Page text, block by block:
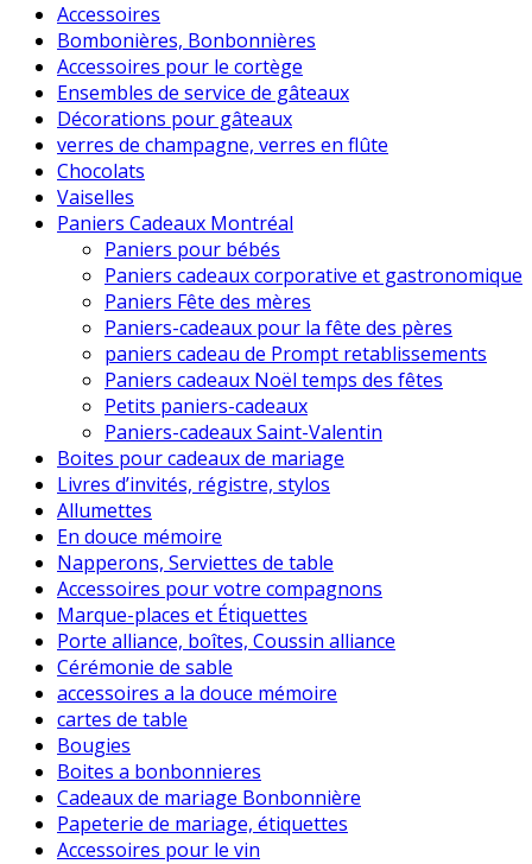
Accessoires
Bombonières, Bonbonnières
Accessoires pour le cortège
Ensembles de service de gâteaux
Décorations pour gâteaux
verres de champagne, verres en flûte
Chocolats
Vaiselles
Paniers Cadeaux Montréal
Paniers pour bébés
Paniers cadeaux corporative et gastronomique
Paniers Fête des mères
Paniers-cadeaux pour la fête des pères
paniers cadeau de Prompt retablissements
Paniers cadeaux Noël temps des fêtes
Petits paniers-cadeaux
Paniers-cadeaux Saint-Valentin
Boites pour cadeaux de mariage
Livres d’invités, régistre, stylos
Allumettes
En douce mémoire
Napperons, Serviettes de table
Accessoires pour votre compagnons
Marque-places et Étiquettes
Porte alliance, boîtes, Coussin alliance
Cérémonie de sable
accessoires a la douce mémoire
cartes de table
Bougies
Boites a bonbonnieres
Cadeaux de mariage Bonbonnière
Papeterie de mariage, étiquettes
Accessoires pour le vin